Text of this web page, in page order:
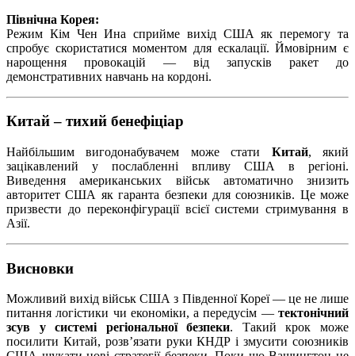
Північна Корея:
Режим Кім Чен Ина сприйме вихід США як перемогу та
спробує скористатися моментом для ескалації. Ймовірним є
нарощення провокацій — від запусків ракет до
демонстративних навчань на кордоні.
Китай – тихий бенефіціар
Найбільшим вигодонабувачем може стати Китай, який
зацікавлений у послабленні впливу США в регіоні.
Виведення американських військ автоматично знизить
авторитет США як гаранта безпеки для союзників. Це може
призвести до переконфігурації всієї системи стримування в
Азії.
Висновки
Можливий вихід військ США з Південної Кореї — це не лише
питання логістики чи економіки, а передусім — тектонічний
зсув у системі регіональної безпеки. Такий крок може
посилити Китай, розв’язати руки КНДР і змусити союзників